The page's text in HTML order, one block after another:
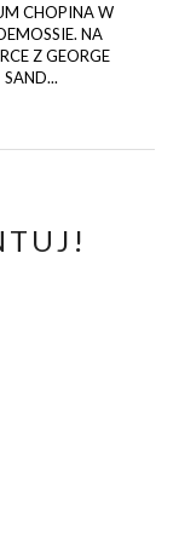
CHOPINA W
NA
Z GEORGE
SAND...